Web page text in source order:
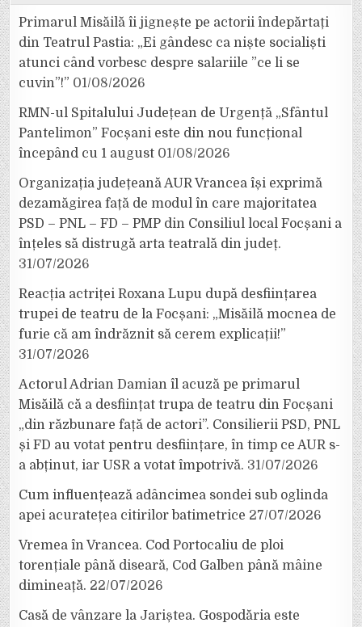
Primarul Misăilă îi jignește pe actorii îndepărtați
din Teatrul Pastia: „Ei gândesc ca niște socialiști
atunci când vorbesc despre salariile ”ce li se
cuvin”!” 01/08/2026
RMN-ul Spitalului Județean de Urgență „Sfântul
Pantelimon” Focșani este din nou funcțional
începând cu 1 august 01/08/2026
Organizația județeană AUR Vrancea își exprimă
dezamăgirea față de modul în care majoritatea
PSD – PNL – FD – PMP din Consiliul local Focșani a
înțeles să distrugă arta teatrală din județ.
31/07/2026
Reacția actriței Roxana Lupu după desființarea
trupei de teatru de la Focșani: „Misăilă mocnea de
furie că am îndrăznit să cerem explicații!”
31/07/2026
Actorul Adrian Damian îl acuză pe primarul
Misăilă că a desființat trupa de teatru din Focșani
„din răzbunare față de actori”. Consilierii PSD, PNL
și FD au votat pentru desființare, în timp ce AUR s-
a abținut, iar USR a votat împotrivă. 31/07/2026
Cum influențează adâncimea sondei sub oglinda
apei acuratețea citirilor batimetrice 27/07/2026
Vremea în Vrancea. Cod Portocaliu de ploi
torențiale până diseară, Cod Galben până mâine
dimineață. 22/07/2026
Casă de vânzare la Jariștea. Gospodăria este